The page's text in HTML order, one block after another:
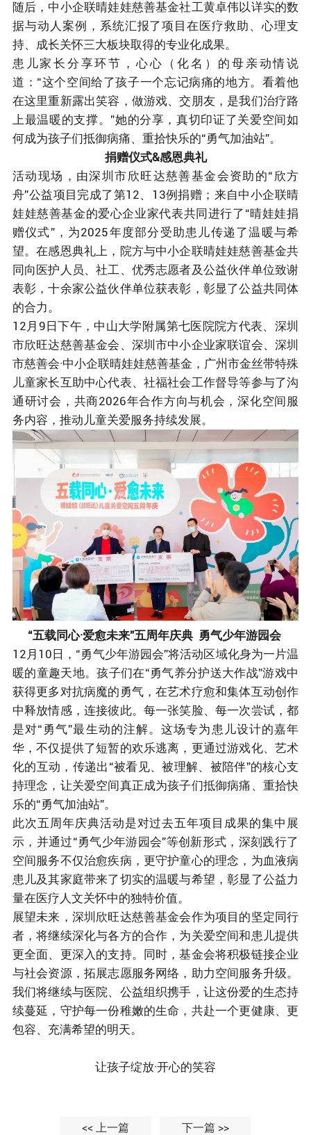
随后，中小企联晴娃娃慈善基金社工黄卓伟以详实的数
据与动人案例，系统汇报了项目在医疗救助、心理支
持、成长关怀三大板块取得的专业化成果。
患儿家长分享环节，心心（化名）的母亲动情说
道：“这个空间给了孩子一个忘记病痛的地方。看着他
在这里重新露出笑容，做游戏、交朋友，是我们治疗路
上最温暖的支撑。”她的分享，真切印证了关爱空间如
何成为孩子们抵御病痛、重拾快乐的“勇气加油站”。
捐赠仪式&感恩典礼
活动现场，由深圳市欣旺达慈善基金会资助的“欣方
舟”公益项目完成了第12、13例捐赠；来自中小企联晴
娃娃慈善基金的爱心企业家代表共同进行了“晴娃娃捐
赠仪式”，为2025年度部分受助患儿传递了温暖与希
望。在感恩典礼上，院方与中小企联晴娃娃慈善基金共
同向医护人员、社工、优秀志愿者及公益伙伴单位致谢
表彰，十余家公益伙伴单位获表彰，彰显了公益共同体
的合力。
12月9日下午，中山大学附属第七医院院方代表、深圳
市欣旺达慈善基金会、深圳市中小企业家联谊会、深圳
市慈善会·中小企联晴娃娃慈善基金，广州市金丝带特殊
儿童家长互助中心代表、社福社会工作督导等参与了沟
通研讨会，共商2026年合作方向与机会，深化空间服
务内容，推动儿童关爱服务持续发展。
“五载同心·爱愈未来”五周年庆典 勇气少年游园会
12月10日，“勇气少年游园会”将活动区域化身为一片温
暖的童趣天地。孩子们在“勇气养分护送大作战”游戏中
获得更多对抗病魔的勇气，在艺术疗愈和集体互动创作
中释放情感，连接彼此。每一张笑脸、每一次尝试，都
是对“勇气”最生动的注解。这场专为患儿设计的嘉年
华，不仅提供了短暂的欢乐逃离，更通过游戏化、艺术
化的互动，传递出“被看见、被理解、被陪伴”的核心支
持理念，让关爱空间真正成为孩子们抵御病痛、重拾快
乐的“勇气加油站”。
此次五周年庆典活动是对过去五年项目成果的集中展
示，并通过“勇气少年游园会”等创新形式，深刻践行了
空间服务不仅治愈疾病，更守护童心的理念，为血液病
患儿及其家庭带来了切实的温暖与希望，彰显了公益力
量在医疗人文关怀中的独特价值。
展望未来，深圳欣旺达慈善基金会作为项目的坚定同行
者，将继续深化与各方的合作，为关爱空间和患儿提供
更全面、更深入的支持。同时，基金会将积极链接企业
与社会资源，拓展志愿服务网络，助力空间服务升级。
我们将继续与医院、公益组织携手，让这份爱的生态持
续蔓延，守护每一份稚嫩的生命，共赴一个更健康、更
包容、充满希望的明天。
让孩子绽放·开心的笑容
<< 上一篇 下一篇 >>